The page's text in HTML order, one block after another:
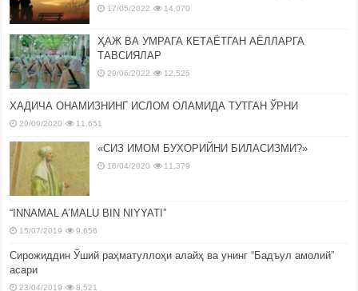
17/05/2022 14,070
ҲАЖ ВА УМРАГА КЕТАЁТГАН АЁЛЛАРГА
ТАВСИЯЛАР
29/06/2022 12,525
ХАДИЧА ОНАМИЗНИНГ ИСЛОМ ОЛАМИДА ТУТГАН ЎРНИ
29/09/2020 11,651
«СИЗ ИМОМ БУХОРИЙНИ БИЛАСИЗМИ?»
16/04/2020 11,379
“INNAMAL A’MALU BIN NIYYATI”
15/07/2019 9,656
Сирожиддин Ўший раҳматуллоҳи алайҳ ва унинг “Бадъул амолий”
асари
23/04/2019 8,521